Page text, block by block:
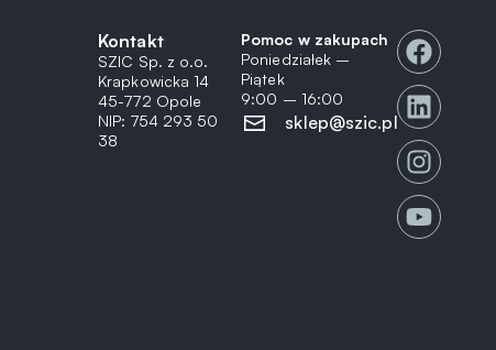
Kontakt
SZIC Sp. z o.o.
Krapkowicka 14
45-772 Opole
NIP: 754 293 50
38
Pomoc w zakupach
Poniedziałek –
Piątek
9:00 – 16:00
sklep@szic.pl